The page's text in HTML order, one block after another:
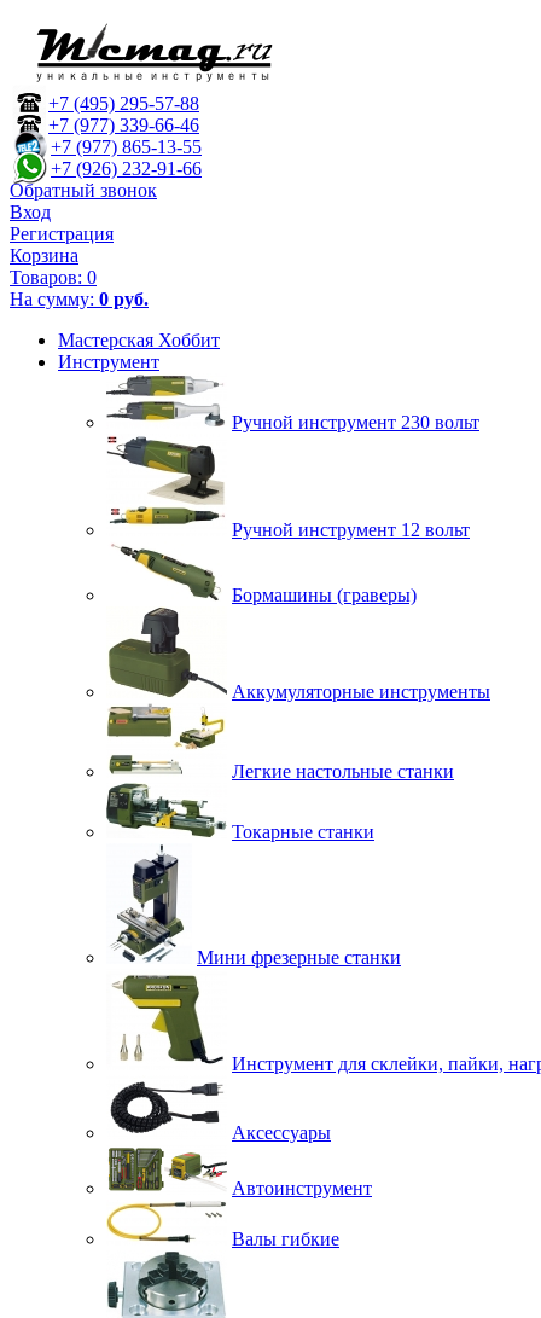
+7 (495) 295-57-88
+7 (977) 339-66-46
+7 (977) 865-13-55
+7 (926) 232-91-66
Обратный звонок
Вход
Регистрация
Корзина
Товаров: 0
На сумму: 0 руб.
Мастерская Хоббит
Инструмент
Ручной инструмент 230 вольт
Ручной инструмент 12 вольт
Бормашины (граверы)
Аккумуляторные инструменты
Легкие настольные станки
Токарные станки
Мини фрезерные станки
Инструмент для склейки, пайки,
Аксессуары
Автоинструмент
Валы гибкие